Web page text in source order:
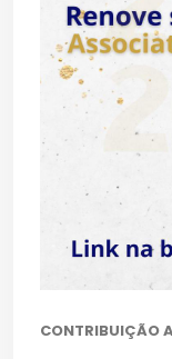
CONTRIBUIÇÃO